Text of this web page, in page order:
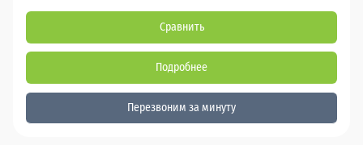
Сравнить
Подробнее
Перезвоним за минуту